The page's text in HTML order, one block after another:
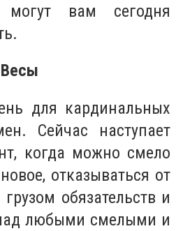
могут вам сегодня
Весы
для кардинальных
Сейчас наступает
когда можно смело
отказываться от
обязательств и
любыми смелыми и